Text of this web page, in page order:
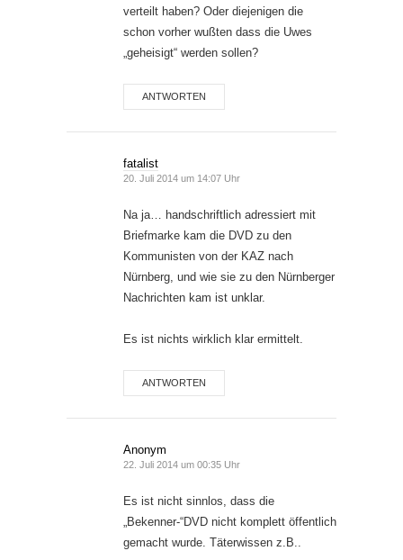
verteilt haben? Oder diejenigen die
schon vorher wußten dass die Uwes
„geheisigt“ werden sollen?
ANTWORTEN
fatalist
20. Juli 2014 um 14:07 Uhr
Na ja… handschriftlich adressiert mit
Briefmarke kam die DVD zu den
Kommunisten von der KAZ nach
Nürnberg, und wie sie zu den Nürnberger
Nachrichten kam ist unklar.
Es ist nichts wirklich klar ermittelt.
ANTWORTEN
Anonym
22. Juli 2014 um 00:35 Uhr
Es ist nicht sinnlos, dass die
„Bekenner-“DVD nicht komplett öffentlich
gemacht wurde. Täterwissen z.B..